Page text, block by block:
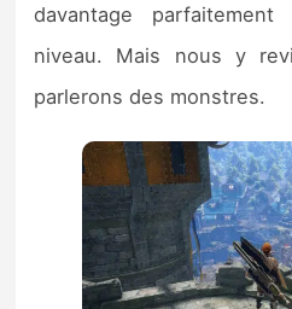
davantage
niveau. Mais nous y
parlerons des monstres.